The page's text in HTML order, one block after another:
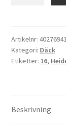
(M+S)
90/80
-
(fram/bak)
Artikelnr:
Kategori: Däck
Etiketter: 16,
Beskrivning